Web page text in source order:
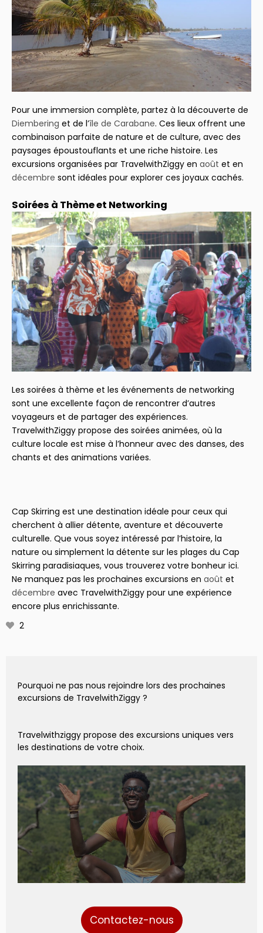
Pour une immersion complète, partez à la découverte de
Diembering et de l’île de Carabane. Ces lieux offrent une
combinaison parfaite de nature et de culture, avec des
paysages époustouflants et une riche histoire. Les
excursions organisées par TravelwithZiggy en août et en
décembre sont idéales pour explorer ces joyaux cachés.
Soirées à Thème et Networking
Les soirées à thème et les événements de networking
sont une excellente façon de rencontrer d’autres
voyageurs et de partager des expériences.
TravelwithZiggy propose des soirées animées, où la
culture locale est mise à l’honneur avec des danses, des
chants et des animations variées.
Cap Skirring est une destination idéale pour ceux qui
cherchent à allier détente, aventure et découverte
culturelle. Que vous soyez intéressé par l’histoire, la
nature ou simplement la détente sur les plages du Cap
Skirring paradisiaques, vous trouverez votre bonheur ici.
Ne manquez pas les prochaines excursions en août et
décembre avec TravelwithZiggy pour une expérience
encore plus enrichissante.
2
Pourquoi ne pas nous rejoindre lors des prochaines
excursions de TravelwithZiggy ?
Travelwithziggy propose des excursions uniques vers
les destinations de votre choix.
Contactez-nous